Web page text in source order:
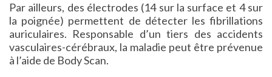
Par ailleurs, des électrodes (14 sur la surface et 4 sur
la poignée) permettent de détecter les fibrillations
auriculaires. Responsable d’un tiers des accidents
vasculaires-cérébraux, la maladie peut être prévenue
à l’aide de Body Scan.